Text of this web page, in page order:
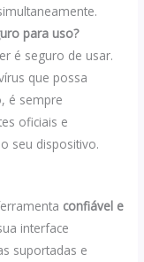
para uso?
é seguro de usar.
que possa
é sempre
oficiais e
seu dispositivo.
confiável e
interface
suportadas e